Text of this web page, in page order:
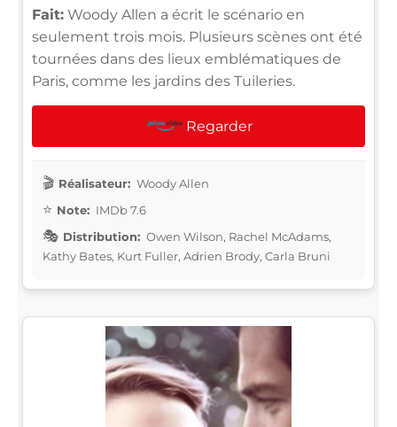
Fait: Woody Allen a écrit le scénario en
seulement trois mois. Plusieurs scènes ont été
tournées dans des lieux emblématiques de
Paris, comme les jardins des Tuileries.
Regarder
Réalisateur: Woody Allen
Note: IMDb 7.6
Distribution: Owen Wilson, Rachel McAdams,
Kathy Bates, Kurt Fuller, Adrien Brody, Carla Bruni